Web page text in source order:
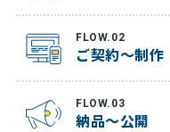
FLOW.02
ご契約～制作
FLOW.03
納品～公開